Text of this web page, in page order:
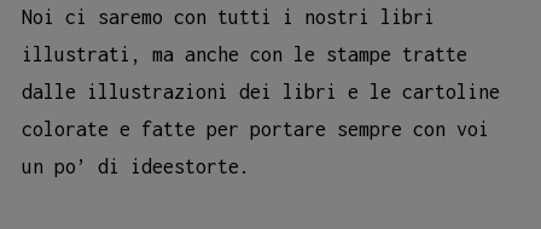
Noi ci saremo con tutti i nostri libri
illustrati, ma anche con le stampe tratte
dalle illustrazioni dei libri e le cartoline
colorate e fatte per portare sempre con voi
un po’ di ideestorte.